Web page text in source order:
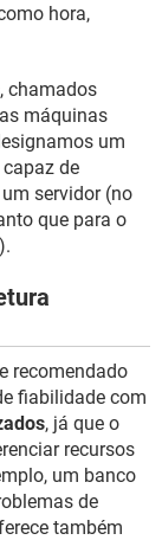
hora,
chamados
máquinas
um
de
servidor (no
que para o
recomendado
fiabilidade com
, já que o
recursos
um banco
de
também